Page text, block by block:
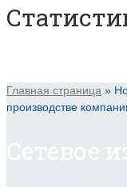
Главная страница »
производстве